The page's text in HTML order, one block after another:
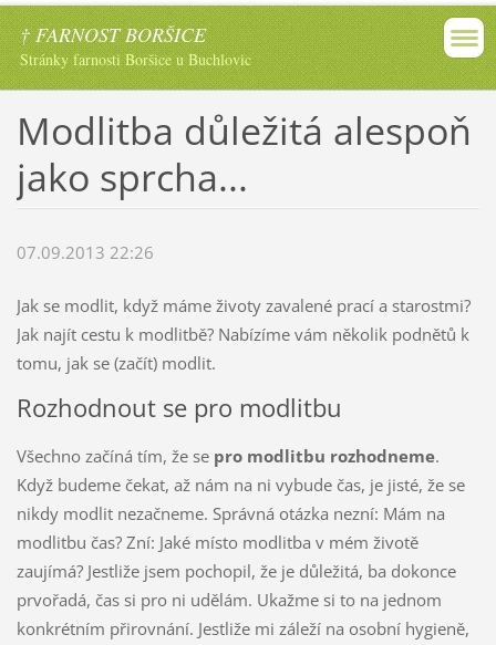
† FARNOST BORŠICE
Stránky farnosti Boršice u Buchlovic
Modlitba důležitá alespoň
jako sprcha...
07.09.2013 22:26
Jak se modlit, když máme životy zavalené prací a starostmi?
Jak najít cestu k modlitbě? Nabízíme vám několik podnětů k
tomu, jak se (začít) modlit.
Rozhodnout se pro modlitbu
Všechno začíná tím, že se pro modlitbu rozhodneme.
Když budeme čekat, až nám na ni vybude čas, je jisté, že se
nikdy modlit nezačneme. Správná otázka nezní: Mám na
modlitbu čas? Zní: Jaké místo modlitba v mém životě
zaujímá? Jestliže jsem pochopil, že je důležitá, ba dokonce
prvořadá, čas si pro ni udělám. Ukažme si to na jednom
konkrétním přirovnání. Jestliže mi záleží na osobní hygieně,